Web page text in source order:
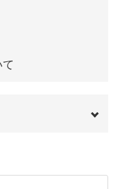
！」その出発点に